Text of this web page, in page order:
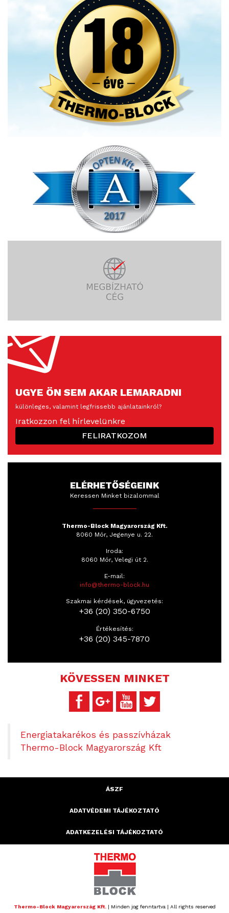
UGYE ÖN SEM AKAR LEMARADNI
különleges, valamint legfrissebb ajánlatainkról?
Iratkozzon fel hírlevelünkre
FELIRATKOZOM
ELÉRHETŐSÉGEINK
Keressen Minket bizalommal
Thermo-Block Magyarország Kft.
8060 Mór, Jegenye u. 22.
Iroda:
8060 Mór, Velegi út 2.
E-mail:
info@thermo-block.hu
Szakmai kérdések, ügyvezetés:
+36 (20) 350-6750
Értékesítés:
+36 (20) 345-7870
KÖVESSEN MINKET
Energiatakarékos és passzívházak
Thermo-Block Magyarország Kft
ÁSZF
ADATVÉDEMI TÁJÉKOZTATÓ
ADATKEZELÉSI TÁJÉKOZTATÓ
Thermo-Block Magyarország Kft. | Minden jog fenntartva | All rights reserved